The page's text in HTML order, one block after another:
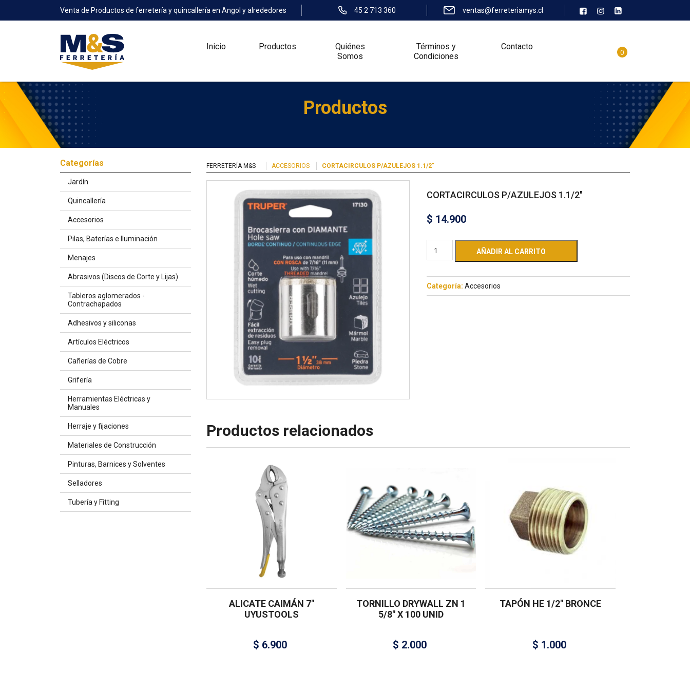
Venta de Productos de ferretería y quincallería en Angol y alrededores 45 2 713 360 ventas@ferreteriamys.cl
Inicio Productos
Quiénes
Somos
Términos y
Condiciones
Contacto
0
Productos
Categorías
Jardín
Quincallería
Accesorios
Pilas, Baterías e Iluminación
Menajes
Abrasivos (Discos de Corte y Lijas)
Tableros aglomerados -
Contrachapados
Adhesivos y siliconas
Artículos Eléctricos
Cañerías de Cobre
Grifería
Herramientas Eléctricas y
Manuales
Herraje y fijaciones
Materiales de Construcción
Pinturas, Barnices y Solventes
Selladores
Tubería y Fitting
FERRETERÍA M&S ACCESORIOS CORTACIRCULOS P/AZULEJOS 1.1/2″
CORTACIRCULOS P/AZULEJOS 1.1/2″
$ 14.900
AÑADIR AL CARRITO
Categoría: Accesorios
Productos relacionados
ALICATE CAIMÁN 7″
UYUSTOOLS
$ 6.900
TORNILLO DRYWALL ZN 1
5/8″ X 100 UNID
$ 2.000
TAPÓN HE 1/2″ BRONCE
$ 1.000